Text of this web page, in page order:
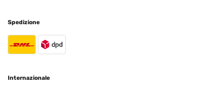
Spedizione
Internazionale